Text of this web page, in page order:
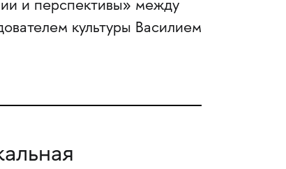
и перспективы» между
культуры Василием